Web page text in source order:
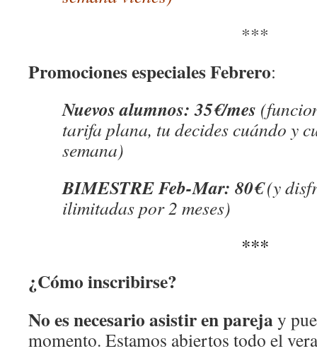
***
Promociones especiales Febrero:
Nuevos alumnos: 35€/mes
tarifa plana, tu decides cuándo y
semana)
BIMESTRE Feb-Mar: 80€(y
ilimitadas por 2 meses)
***
¿Cómo inscribirse?
No es necesario asistir en parejay
momento. Estamos abiertos todo el